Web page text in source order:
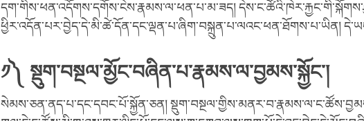
དག་གིས་ཕན་འདོགས་དགོས་ངེས་རྣམས་ལ་ཕན་པ་མ་ཟད།
ཕྱིར་འདོན་པར་བྱེད་དེ་མི་ཚེ་དོན་དང་ལྡན་པ་ཞིག་བསྐྲུན་པ་ལའང་ཕན་ཐོགས་པ་ཡིན།
༡༽ སྡུག་བསྔལ་མྱོང་བཞིན་པ་རྣམས་ལ་བྱམས་སྐྱོང་།
སེམས་ཅན་ནད་པ་དང་དབང་པོ་སྐྱོན་ཅན།